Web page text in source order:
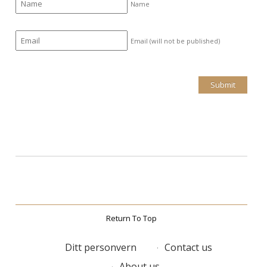
Name
Email (will not be published)
Return To Top
Ditt personvern
Contact us